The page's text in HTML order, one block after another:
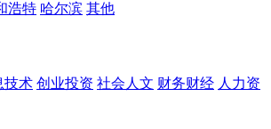
浩特 哈尔滨 其他
技术 创业投资 社会人文 财务财经 人力资